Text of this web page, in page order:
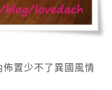
置少不了異國風情